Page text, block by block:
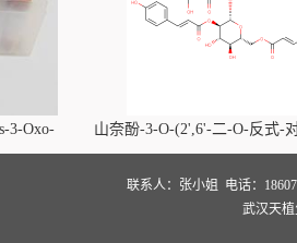
3-Oxo-
70-3
山奈酚-3-O-(2',6'-二-O-反式-
beta-D-吡喃葡萄糖苷价格,
(2',6'-di-O-trans-p-
glucopyranoside对照品, CAS
联系人：张小姐 电话：
武汉天植